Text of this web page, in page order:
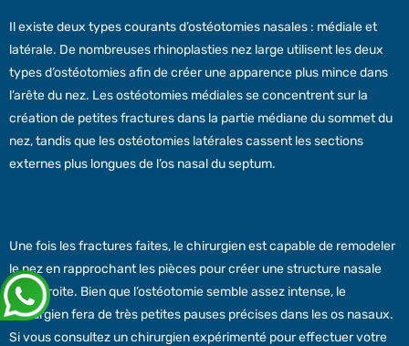
Il existe deux types courants d’ostéotomies nasales : médiale et
latérale. De nombreuses rhinoplasties nez large utilisent les deux
types d’ostéotomies afin de créer une apparence plus mince dans
l’arête du nez. Les ostéotomies médiales se concentrent sur la
création de petites fractures dans la partie médiane du sommet du
nez, tandis que les ostéotomies latérales cassent les sections
externes plus longues de l’os nasal du septum.
Une fois les fractures faites, le chirurgien est capable de remodeler
le nez en rapprochant les pièces pour créer une structure nasale
plus étroite. Bien que l’ostéotomie semble assez intense, le
chirurgien fera de très petites pauses précises dans les os nasaux.
Si vous consultez un chirurgien expérimenté pour effectuer votre